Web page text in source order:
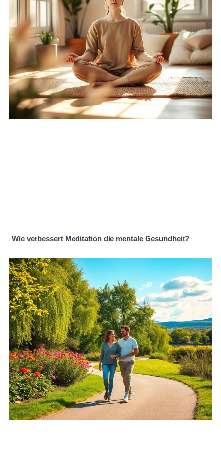
Wie verbessert Meditation die mentale Gesundheit?